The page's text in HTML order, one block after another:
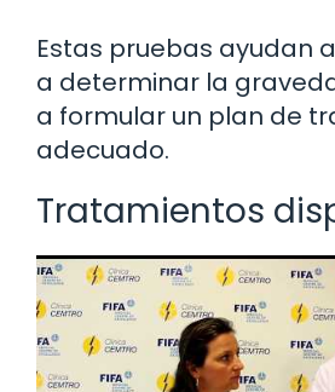
Estas pruebas ayudan
a determinar la
a formular un plan de
adecuado.
Tratamientos